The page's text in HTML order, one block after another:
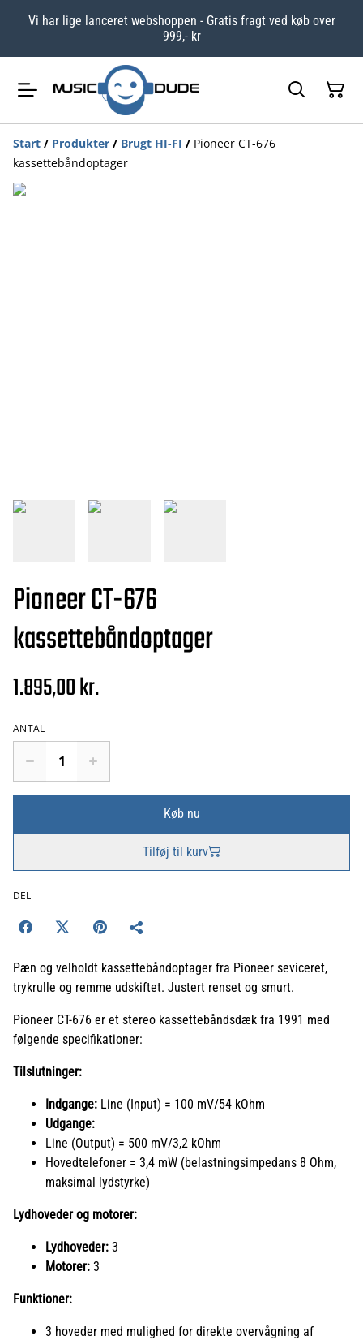
Vi har lige lanceret webshoppen - Gratis fragt ved køb over
999,- kr
Start / Produkter / Brugt HI-FI / Pioneer CT-676
kassettebåndoptager
Pioneer CT-676
kassettebåndoptager
1.895,00 kr.
ANTAL
Køb nu
Tilføj til kurv
DEL
Pæn og velholdt kassettebåndoptager fra Pioneer seviceret,
trykrulle og remme udskiftet. Justert renset og smurt.
Pioneer CT-676 er et stereo kassettebåndsdæk fra 1991 med
følgende specifikationer:
Tilslutninger:
Indgange: Line (Input) = 100 mV/54 kOhm
Udgange:
Line (Output) = 500 mV/3,2 kOhm
Hovedtelefoner = 3,4 mW (belastningsimpedans 8 Ohm,
maksimal lydstyrke)
Lydhoveder og motorer:
Lydhoveder: 3
Motorer: 3
Funktioner:
3 hoveder med mulighed for direkte overvågning af